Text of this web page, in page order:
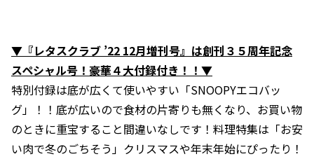
▼『レタスクラブ ’22 12月増刊号』は創刊３５周年記念
スペシャル号！豪華４大付録付き！！▼
特別付録は底が広くて使いやすい「SNOOPYエコバッ
グ」！！底が広いので食材の片寄りも無くなり、お買い物
のときに重宝すること間違いなしです！料理特集は「お安
い肉で冬のごちそう」クリスマスや年末年始にぴったり！